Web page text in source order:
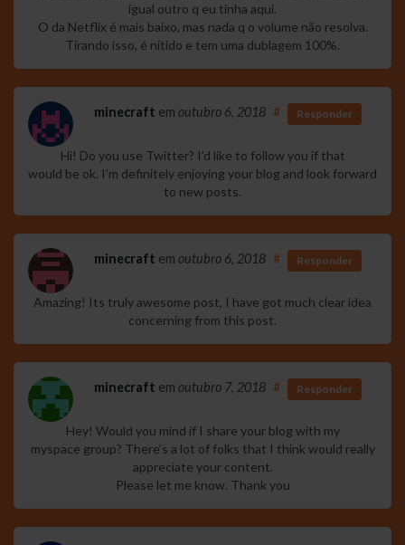
igual outro q eu tinha aqui.
O da Netflix é mais baixo, mas nada q o volume não resolva.
Tirando isso, é nítido e tem uma dublagem 100%.
minecraft em outubro 6, 2018 # Responder
Hi! Do you use Twitter? I’d like to follow you if that
would be ok. I’m definitely enjoying your blog and look forward
to new posts.
minecraft em outubro 6, 2018 # Responder
Amazing! Its truly awesome post, I have got much clear idea
concerning from this post.
minecraft em outubro 7, 2018 # Responder
Hey! Would you mind if I share your blog with my
myspace group? There’s a lot of folks that I think would really
appreciate your content.
Please let me know. Thank you